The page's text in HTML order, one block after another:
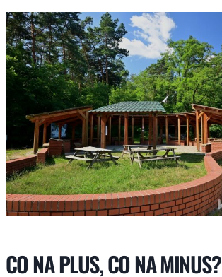
CO NA PLUS, CO NA MINUS?